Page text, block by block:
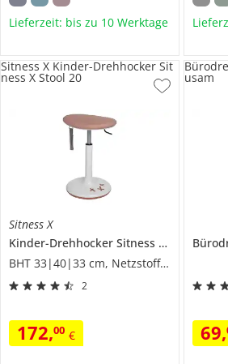
Lieferzeit: bis zu 10 Werktage
Sitness X
Kinder-Drehhocker Sitness X Stool 20
BHT 33|40|33 cm, Netzstoff/Mesh
2
172,00 €
Sitness X Kinder-Drehhocker Sit
ness X Stool 20
69,
usam